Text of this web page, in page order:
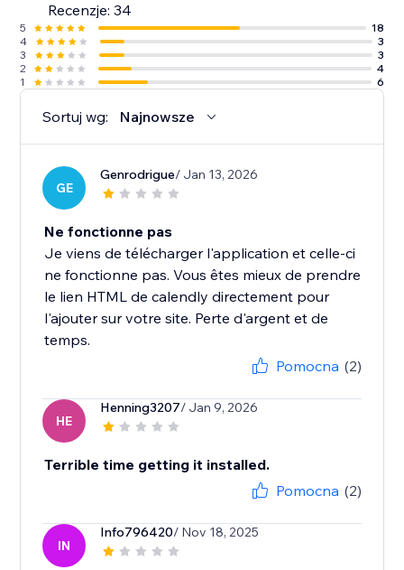
Recenzje: 34
5
18
4
3
3
3
2
4
1
6
Sortuj wg: Najnowsze
GE
Genrodrigue/ Jan 13, 2026
Ne fonctionne pas
Je viens de télécharger l'application et celle-ci
ne fonctionne pas. Vous êtes mieux de prendre
le lien HTML de calendly directement pour
l'ajouter sur votre site. Perte d'argent et de
temps.
Pomocna (2)
HE
Henning3207/ Jan 9, 2026
Terrible time getting it installed.
Pomocna (2)
IN
Info796420/ Nov 18, 2025